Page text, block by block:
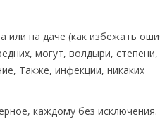
каждому без исключения.